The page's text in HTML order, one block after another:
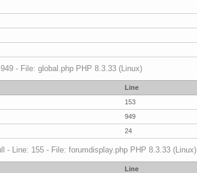
- File: global.php PHP 8.3.33 (Linux)
Line
153
949
24
- Line: 155 - File: forumdisplay.php PHP 8.3.33 (Linux)
Line